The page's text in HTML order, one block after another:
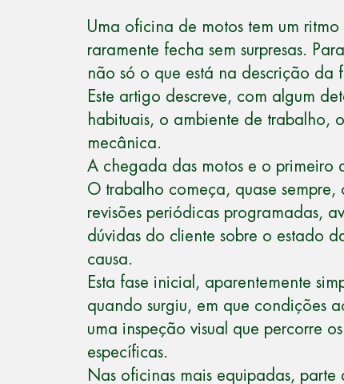
Uma oficina de motos tem um
raramente fecha sem surpresas.
não só o que está na descrição da
Este artigo descreve, com algum
habituais, o ambiente de trabalho,
mecânica.
A chegada das motos e o primeiro
O trabalho começa, quase sempre,
revisões periódicas programadas,
dúvidas do cliente sobre o estado
causa.
Esta fase inicial, aparentemente
quando surgiu, em que condições
uma inspeção visual que percorre
específicas.
Nas oficinas mais equipadas,